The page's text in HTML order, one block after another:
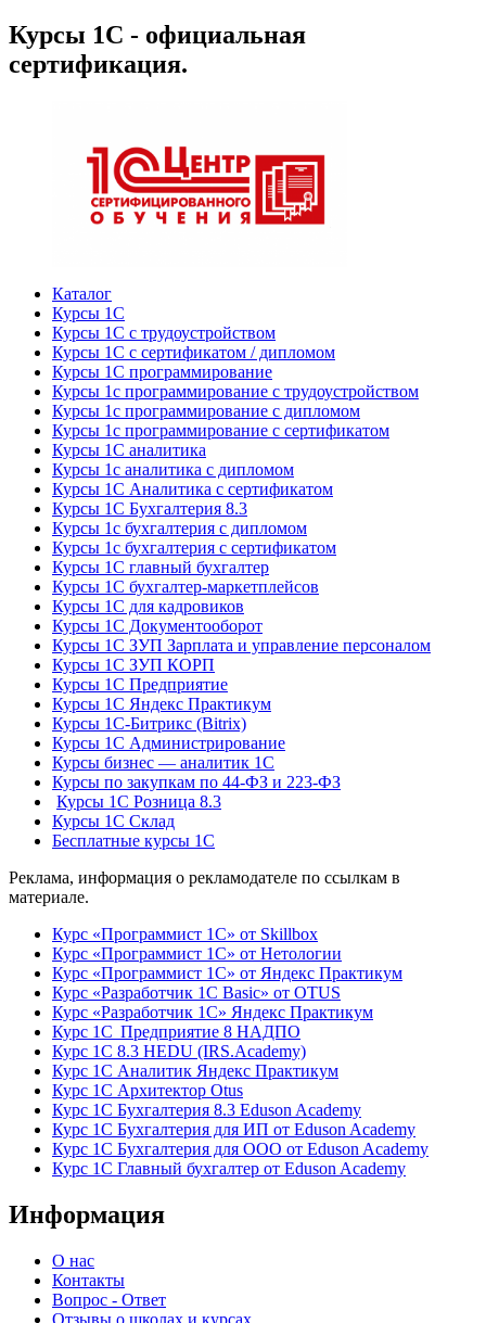
Курсы 1С - официальная
сертификация.
Каталог
Курсы 1С
Курсы 1С с трудоустройством
Курсы 1С с сертификатом / дипломом
Курсы 1С программирование
Курсы 1с программирование с трудоустройством
Курсы 1с программирование с дипломом
Курсы 1с программирование с сертификатом
Курсы 1С аналитика
Курсы 1с аналитика с дипломом
Курсы 1С Аналитика с сертификатом
Курсы 1С Бухгалтерия 8.3
Курсы 1с бухгалтерия с дипломом
Курсы 1с бухгалтерия с сертификатом
Курсы 1С главный бухгалтер
Курсы 1С бухгалтер-маркетплейсов
Курсы 1С для кадровиков
Курсы 1С Документооборот
Курсы 1С ЗУП Зарплата и управление персоналом
Курсы 1С ЗУП КОРП
Курсы 1С Предприятие
Курсы 1С Яндекс Практикум
Курсы 1С-Битрикс (Bitrix)
Курсы 1С Администрирование
Курсы бизнес — аналитик 1С
Курсы по закупкам по 44‑ФЗ и 223‑ФЗ
Курсы 1С Розница 8.3
Курсы 1С Склад
Бесплатные курсы 1С
Реклама, информация о рекламодателе по ссылкам в
материале.
Курс «Программист 1С» от Skillbox
Курс «Программист 1С» от Нетологии
Курс «Программист 1С» от Яндекс Практикум
Курс «Разработчик 1С Basic» от OTUS
Курс «Разработчик 1С» Яндекс Практикум
Курс 1С Предприятие 8 НАДПО
Курс 1С 8.3 HEDU (IRS.Academy)
Курс 1С Аналитик Яндекс Практикум
Курс 1С Архитектор Otus
Курс 1С Бухгалтерия 8.3 Eduson Academy
Курс 1С Бухгалтерия для ИП от Eduson Academy
Курс 1С Бухгалтерия для ООО от Eduson Academy
Курс 1С Главный бухгалтер от Eduson Academy
Информация
О нас
Контакты
Вопрос - Ответ
Отзывы о школах и курсах